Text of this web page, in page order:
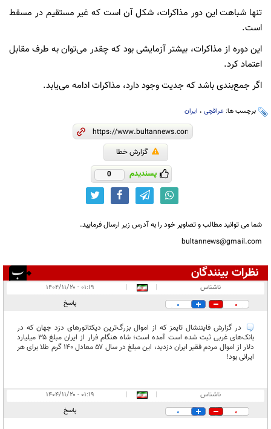
تنها شباهت این دور مذاکرات، شکل آن است که غیر مستقیم در مسقط
است.
این دوره از مذاکرات، بیشتر آزمایشی بود که چقدر می‌توان به طرف مقابل
اعتماد کرد.
اگر جمع‌بندی باشد که جدیت وجود دارد، مذاکرات ادامه می‌یابد.
برچسب ها: عراقچی ، ایران
گزارش خطا
پسندیدم 0
شما می توانید مطالب و تصاویر خود را به آدرس زیر ارسال فرمایید.
bultannews@gmail.com
نظرات بینندگان
در انتظار بررسی:
ناشناس |
|
۰۱:۱۹ - ۱۴۰۴/۱۱/۲۰
0
0 پاسخ
در گزارش فایننشال تایمز که از اموال بزرگ‌ترین دیکتاتورهای دزد جهان که در
بانک‌های غربی ثبت شده است آمده است؛ شاه هنگام فرار از ایران مبلغ ۳۵ میلیارد
دلار از اموال مردم فقیر ایران دزدید، این مبلغ در سال ۵۷ معادل ۱۴۰ گرم طلا برای هر
ایرانی بود!
ناشناس |
|
۰۱:۱۹ - ۱۴۰۴/۱۱/۲۰
0
0 پاسخ